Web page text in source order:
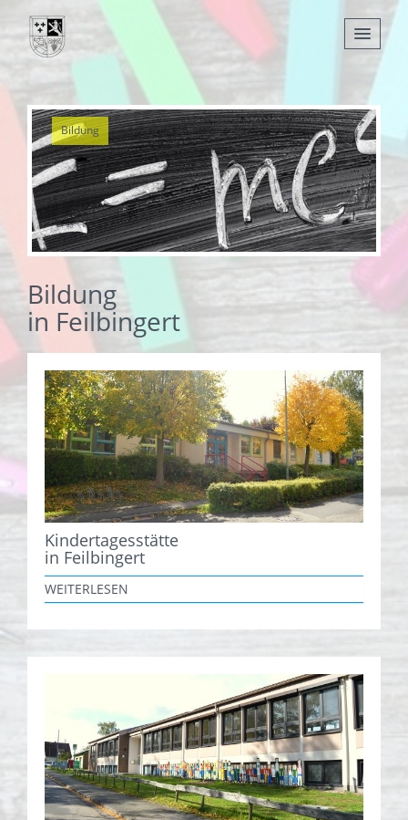
Nachrichten
Leben
Verwaltung
Tourismus
Gemeinden
Bildung
Bildung
in Feilbingert
Kindertagesstätte
in Feilbingert
WEITERLESEN